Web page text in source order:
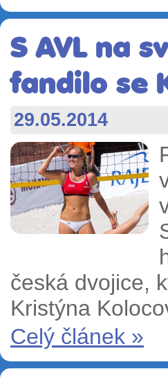
S AVL na
fandilo se
29.05.2014
česká dvojice,
Kristýna
Celý článek »